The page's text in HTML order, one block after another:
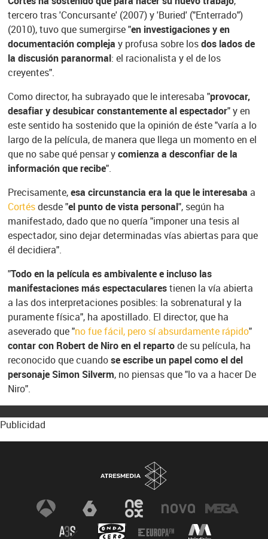
tercero tras 'Concursante' (2007) y 'Buried' ("Enterrado")
(2010), tuvo que sumergirse "en investigaciones y en
documentación compleja y profusa sobre losdos lados de
la discusión paranormal: el racionalista y el de los
creyentes".
Como director, ha subrayado que le interesaba "provocar,
desafiar y desubicar constantemente al espectador" y en
este sentido ha sostenido que la opinión de éste "varía a lo
largo de la película, de manera que llega un momento en el
que no sabe qué pensar ycomienza a desconfiar de la
información que recibe".
Precisamente,esa circunstancia era la que le interesaba a
Cortésdesde "el punto de vista personal", según ha
manifestado, dado que no quería "imponer una tesis al
espectador, sino dejar determinadas vías abiertas para que
él decidiera".
"Todo en la película es ambivalente e incluso las
manifestaciones más espectacularestienen la vía abierta
a las dos interpretaciones posibles: la sobrenatural y la
puramente física", ha apostillado. El director, que ha
aseverado que "no fue fácil, pero sí absurdamente rápido"
contar con Robert de Niro en el repartode su película, ha
reconocido que cuandose escribe un papel como el del
personaje Simon Silverm, no piensas que "lo va a hacer De
Niro".
Publicidad